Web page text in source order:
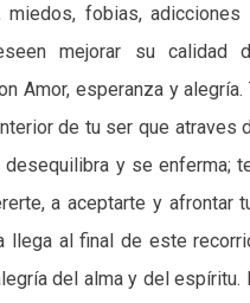
miedos, fobias,
mejorar su calidad
Amor, esperanza y alegría.
de tu ser que atraves
y se enferma;
a aceptarte y afrontar
llega al final de este
del alma y del espíritu.